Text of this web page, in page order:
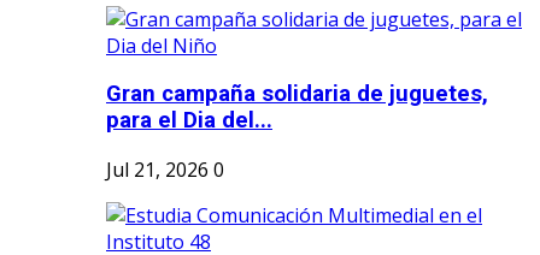
Gran campaña solidaria de juguetes,
para el Dia del...
Jul 21, 2026 0